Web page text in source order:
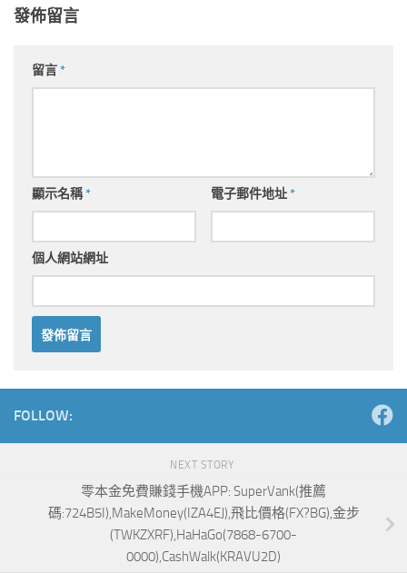
發佈留言
留言*
顯示名稱* 電子郵件地址*
個人網站網址
FOLLOW:
NEXT STORY
零本金免費賺錢手機APP: SuperVank(推薦
碼:724B5I),MakeMoney(IZA4EJ),飛比價格(FX?BG),金步
(TWKZXRF),HaHaGo(7868-6700-
0000),CashWalk(KRAVU2D)